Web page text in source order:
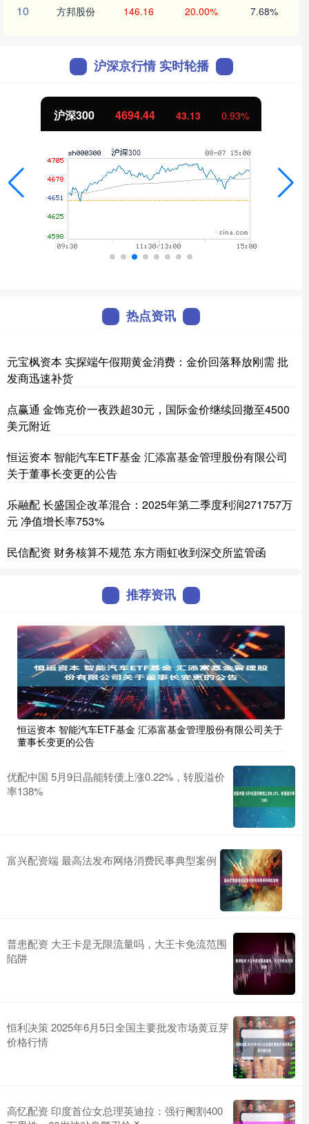
10 方邦股份 146.16 20.00% 7.68%
沪深京行情 实时轮播
北证50 1134.24 11.37 1.01%
热点资讯
元宝枫资本 实探端午假期黄金消费：金价回落释放刚需 批
发商迅速补货
点赢通 金饰克价一夜跌超30元，国际金价继续回撤至4500
美元附近
恒运资本 智能汽车ETF基金 汇添富基金管理股份有限公司
关于董事长变更的公告
乐融配 长盛国企改革混合：2025年第二季度利润271757万
元 净值增长率753%
民信配资 财务核算不规范 东方雨虹收到深交所监管函
推荐资讯
恒运资本 智能汽车ETF基金 汇添富基金管理股份有限公司关于
董事长变更的公告
优配中国 5月9日晶能转债上涨0.22%，转股溢价
率138%
富兴配资端 最高法发布网络消费民事典型案例
普患配资 大王卡是无限流量吗，大王卡免流范围
陷阱
恒利决策 2025年6月5日全国主要批发市场黄豆芽
价格行情
高忆配资 印度首位女总理英迪拉：强行阉割400